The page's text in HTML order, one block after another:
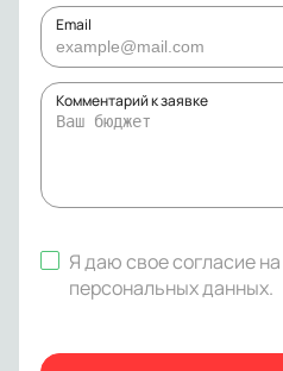
Email
Комментарий к заявке
Я даю свое согласие на
персональных данных.